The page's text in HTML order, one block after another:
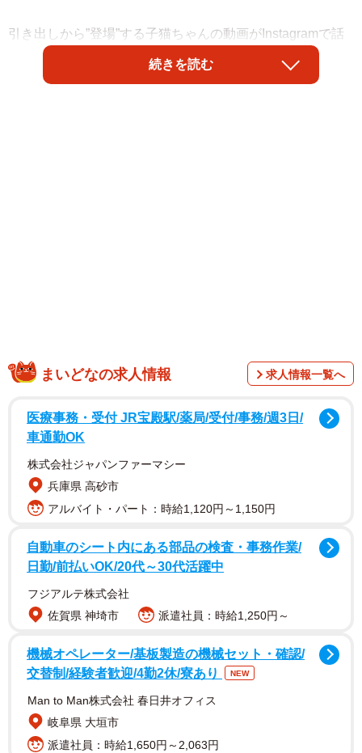
引き出しから”登場”する子猫ちゃんの動画がInstagramで話
題を集めました。
「開けられた時の表情が可愛い」
「ナチュラルにいると逆に怒れない時あります」
「職場の引き出しに入っててくれると、凄く嬉しいか
も！」
「どうやって入ったんでしょう？しかも、しっかりベッド
が準備されてるし」
そんな”秘密のベッド”でくつろいでいるところを見つかって
の少し戸惑うようなにこたくんの表情にくぎ付けになった
人たちからたくさんのコメントが寄せられています。どう
やって引き出しに入ったの？ ぬっこさんに聞いてみまし
た。
続きを読む
まいどなの求人情報 求人情報一覧へ
医療事務・受付 JR宝殿駅/薬局/受付/事務/週3日/
車通勤OK
株式会社ジャパンファーマシー
兵庫県 高砂市
アルバイト・パート：時給1,120円～1,150円
自動車のシート内にある部品の検査・事務作業/
日勤/前払いOK/20代～30代活躍中
フジアルテ株式会社
佐賀県 神埼市
派遣社員：時給1,250円～
機械オペレーター/基板製造の機械セット・確認/
交替制/経験者歓迎/4勤2休/寮あり
NEW
Man to Man株式会社 春日井オフィス
岐阜県 大垣市
派遣社員：時給1,650円～2,063円